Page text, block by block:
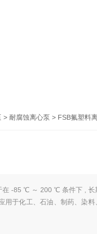
> 耐腐蚀离心泵 > FSB氟塑料
于在 -85 ℃ ～ 200 ℃ 条件下 , 长
工、石油、制药、染料